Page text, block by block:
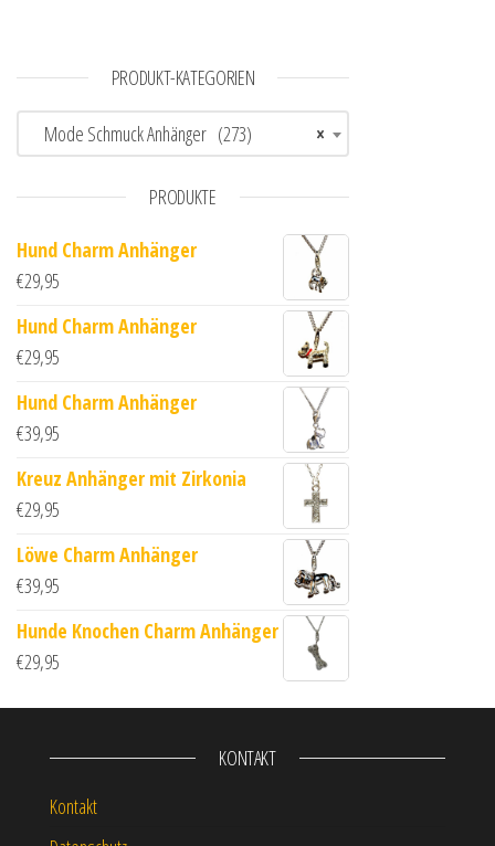
PRODUKT-KATEGORIEN
×
Mode Schmuck Anhänger (273)
PRODUKTE
Hund Charm Anhänger
€29,95
Hund Charm Anhänger
€29,95
Hund Charm Anhänger
€39,95
Kreuz Anhänger mit Zirkonia
€29,95
Löwe Charm Anhänger
€39,95
Hunde Knochen Charm Anhänger
€29,95
KONTAKT
Kontakt